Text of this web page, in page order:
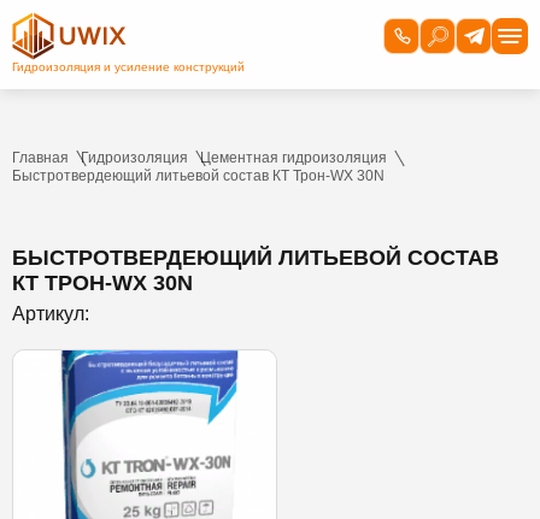
Главная Гидроизоляция
Цементная гидроизоляция
Быстротвердеющий литьевой состав КТ Трон-WX 30N
БЫСТРОТВЕРДЕЮЩИЙ ЛИТЬЕВОЙ СОСТАВ
КТ ТРОН-WX 30N
Артикул: